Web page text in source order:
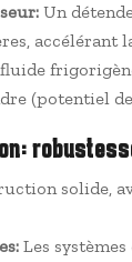
Un
accélérant
(potentiel
solide,
Les